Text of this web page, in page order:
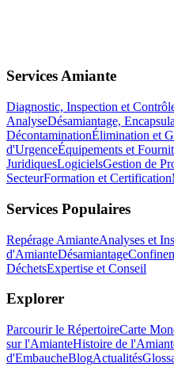
Services Amiante
Diagnostic, Inspection et
AnalyseDésamiantage,
DécontaminationÉlimination et
d'UrgenceÉquipements et
JuridiquesLogicielsGestion de
SecteurFormation et Certification
Services Populaires
Repérage AmianteAnalyses et
d'AmianteDésamiantage
DéchetsExpertise et Conseil
Explorer
Parcourir le RépertoireCarte
sur l'AmianteHistoire de
d'EmbaucheBlogActualités